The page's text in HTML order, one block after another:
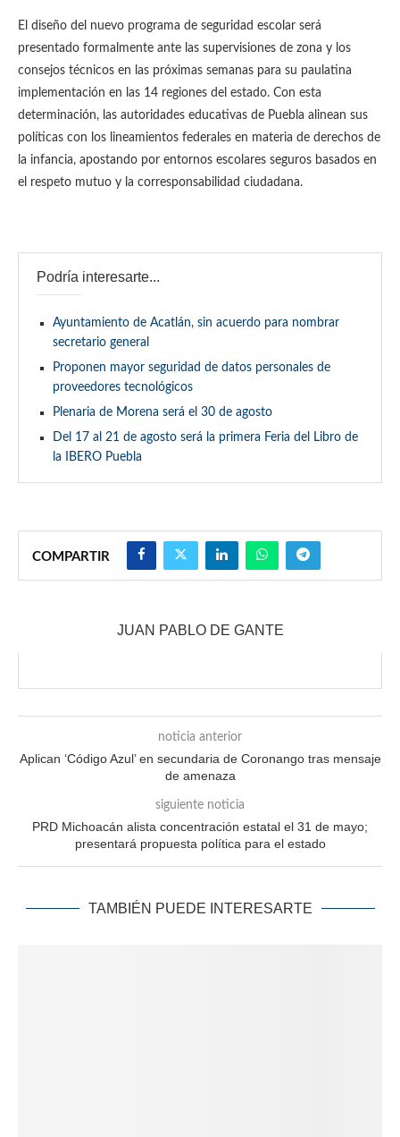
El diseño del nuevo programa de seguridad escolar será
presentado formalmente ante las supervisiones de zona y los
consejos técnicos en las próximas semanas para su paulatina
implementación en las 14 regiones del estado. Con esta
determinación, las autoridades educativas de Puebla alinean sus
políticas con los lineamientos federales en materia de derechos de
la infancia, apostando por entornos escolares seguros basados en
el respeto mutuo y la corresponsabilidad ciudadana.
Podría interesarte...
Ayuntamiento de Acatlán, sin acuerdo para nombrar
secretario general
Proponen mayor seguridad de datos personales de
proveedores tecnológicos
Plenaria de Morena será el 30 de agosto
Del 17 al 21 de agosto será la primera Feria del Libro de
la IBERO Puebla
COMPARTIR
JUAN PABLO DE GANTE
noticia anterior
Aplican ‘Código Azul’ en secundaria de Coronango tras mensaje
de amenaza
siguiente noticia
PRD Michoacán alista concentración estatal el 31 de mayo;
presentará propuesta política para el estado
TAMBIÉN PUEDE INTERESARTE